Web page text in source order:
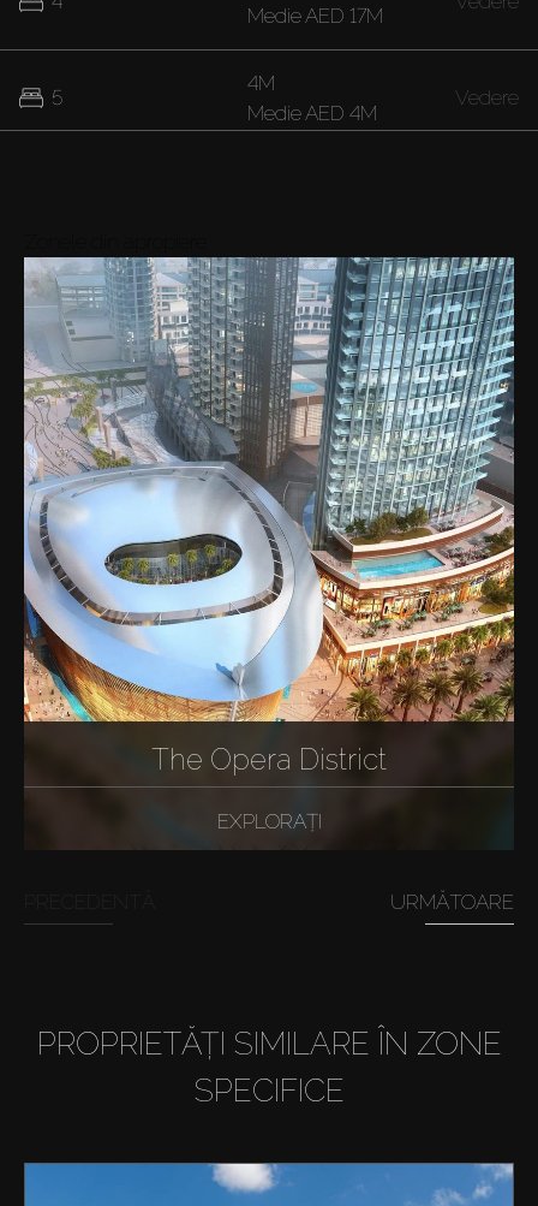
5
MedieAED 17M
4M
MedieAED 4M
Vedere
The Opera District
EXPLORAȚI
URMĂTOARE
PROPRIETĂȚI SIMILARE ÎN ZONE
SPECIFICE